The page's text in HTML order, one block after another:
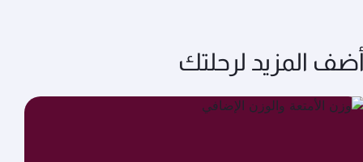
المزيد لرحلتك